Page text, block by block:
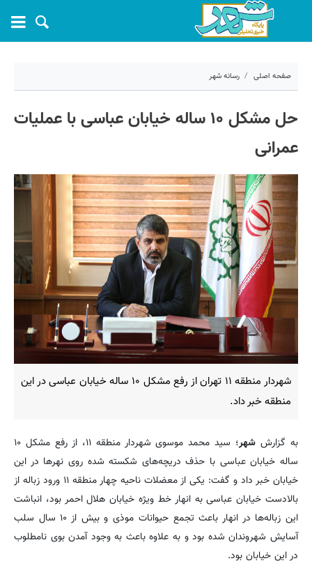
صفحه اصلی رسانه شهر
حل مشکل ۱۰ ساله خیابان عباسی با عملیات
عمرانی
شهردار منطقه ۱۱ تهران از رفع مشکل ۱۰ ساله خیابان عباسی در این
منطقه خبر داد.
به گزارش شهر
؛ سید محمد موسوی شهردار منطقه ۱۱، از رفع مشکل ۱۰
ساله خیابان عباسی با حذف دریچه‌های شکسته شده روی نهرها در این
خیابان خبر داد و گفت: یکی از معضلات ناحیه چهار منطقه ۱۱ ورود زباله از
بالادست خیابان عباسی به انهار خط ویژه خیابان هلال احمر بود، انباشت
این زباله‌ها در انهار باعث تجمع حیوانات موذی و بیش از ۱۰ سال سلب
آسایش شهروندان شده بود و به علاوه باعث به وجود آمدن بوی نامطلوب
در این خیابان بود.